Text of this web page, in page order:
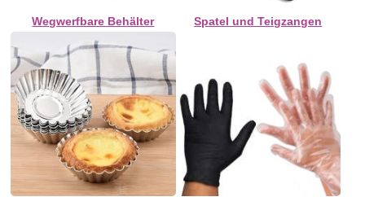
Wegwerfbare Behälter Spatel und Teigzangen